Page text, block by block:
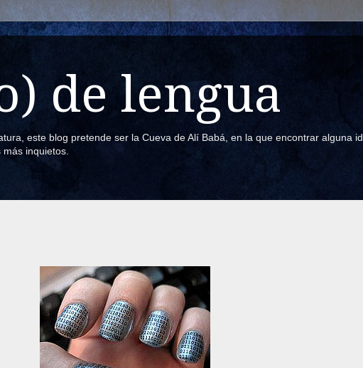
de lengua
este blog pretende ser la Cueva de Alí Babá, en la que encontrar alguna
inquietos.